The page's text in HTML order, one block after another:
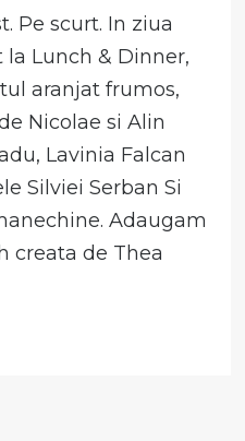
Pe scurt. In ziua
Lunch & Dinner,
aranjat frumos,
Nicolae si Alin
Lavinia Falcan
Silviei Serban Si
Adaugam
creata de Thea